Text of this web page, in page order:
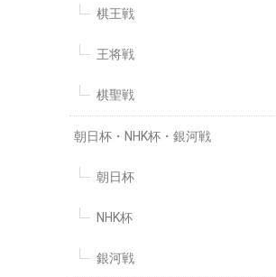
棋王戦
王将戦
棋聖戦
朝日杯・NHK杯・銀河戦
朝日杯
NHK杯
銀河戦